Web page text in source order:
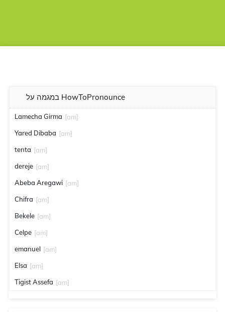
במגמה על HowToPronounce
Lamecha Girma [am]
Yared Dibaba [am]
tenta [am]
dereje [am]
Abeba Aregawi [am]
Chifra [am]
Bekele [am]
Celpe [am]
emanuel [am]
Elsa [am]
Tigist Assefa [am]